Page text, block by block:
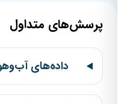
پرسش‌های متداول
داده‌های آب‌وهوا